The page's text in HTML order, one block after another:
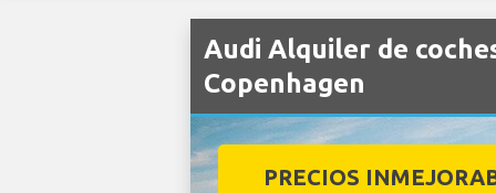
Audi Alquiler de
Copenhagen
PRECIOS